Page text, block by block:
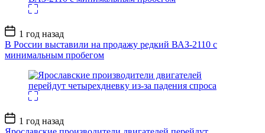
Дата
записи
1 год назад
В России выставили на продажу редкий ВАЗ-2110 с
минимальным пробегом
Дата
записи
1 год назад